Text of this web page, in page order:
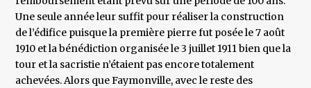
Une seule année leur suffit pour réaliser la construction
de l’édifice puisque la première pierre fut posée le 7 août
1910 et la bénédiction organisée le 3 juillet 1911 bien que la
tour et la sacristie n’étaient pas encore totalement
achevées. Alors que Faymonville, avec le reste des